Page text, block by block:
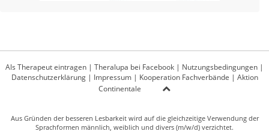
Als Therapeut eintragen | Theralupa bei Facebook | Nutzungsbedingungen |
Datenschutzerklärung| Impressum| Kooperation Fachverbände | Aktion
Continentale
Aus Gründen der besseren Lesbarkeit wird auf die gleichzeitige Verwendung der
Sprachformen männlich, weiblich und divers (m/w/d) verzichtet.